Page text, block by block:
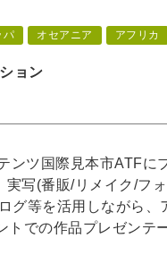
パ オセアニア アフリカ
ョン
ンツ国際見本市ATFに
写(番販/リメイク/フ
グ等を活用しながら
での作品プレゼンテ